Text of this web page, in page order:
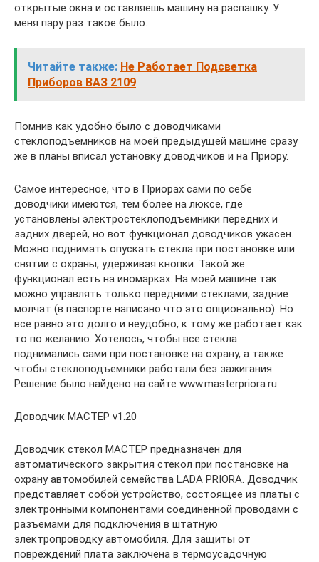
открытые окна и оставляешь машину на распашку. У
меня пару раз такое было.
Читайте также: Не Работает Подсветка
Приборов ВАЗ 2109
Помнив как удобно было с доводчиками
стеклоподъемников на моей предыдущей машине сразу
же в планы вписал установку доводчиков и на Приору.
Самое интересное, что в Приорах сами по себе
доводчики имеются, тем более на люксе, где
установлены электростеклоподъемники передних и
задних дверей, но вот функционал доводчиков ужасен.
Можно поднимать опускать стекла при постановке или
снятии с охраны, удерживая кнопки. Такой же
функционал есть на иномарках. На моей машине так
можно управлять только передними стеклами, задние
молчат (в паспорте написано что это опционально). Но
все равно это долго и неудобно, к тому же работает как
то по желанию. Хотелось, чтобы все стекла
поднимались сами при постановке на охрану, а также
чтобы стеклоподъемники работали без зажигания.
Решение было найдено на сайте www.masterpriora.ru
Доводчик МАСТЕР v1.20
Доводчик стекол МАСТЕР предназначен для
автоматического закрытия стекол при постановке на
охрану автомобилей семейства LADA PRIORA. Доводчик
представляет собой устройство, состоящее из платы с
электронными компонентами соединенной проводами с
разъемами для подключения в штатную
электропроводку автомобиля. Для защиты от
повреждений плата заключена в термоусадочную